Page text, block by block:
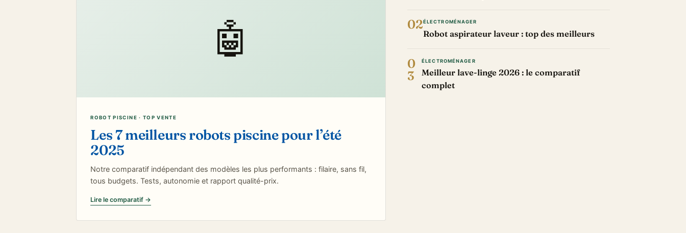
🤖
ROBOT PISCINE · TOP VENTE
Les 7 meilleurs robots piscine pour l’été
2025
Notre comparatif indépendant des modèles les plus performants : filaire, sans fil,
tous budgets. Tests, autonomie et rapport qualité-prix.
Lire le comparatif →
02ÉLECTROMÉNAGER
Robot aspirateur laveur : top des meilleurs
0
3
ÉLECTROMÉNAGER
Meilleur lave-linge 2026 : le comparatif
complet